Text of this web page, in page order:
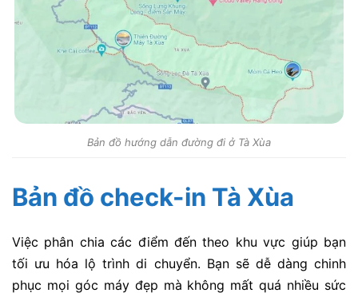
Bản đồ hướng dẫn đường đi ở Tà Xùa
Bản đồ check-in Tà Xùa
Việc phân chia các điểm đến theo khu vực giúp bạn
tối ưu hóa lộ trình di chuyển. Bạn sẽ dễ dàng chinh
phục mọi góc máy đẹp mà không mất quá nhiều sức